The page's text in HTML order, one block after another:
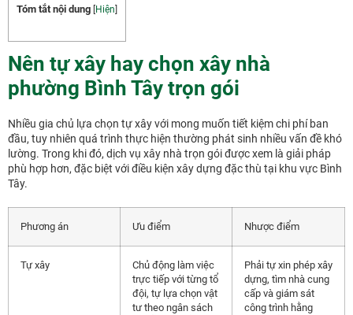
Tóm tắt nội dung Hiện
Nên tự xây hay chọn xây nhà
phường Bình Tây trọn gói
Nhiều gia chủ lựa chọn tự xây với mong muốn tiết kiệm chi phí ban
đầu, tuy nhiên quá trình thực hiện thường phát sinh nhiều vấn đề khó
lường. Trong khi đó, dịch vụ xây nhà trọn gói được xem là giải pháp
phù hợp hơn, đặc biệt với điều kiện xây dựng đặc thù tại khu vực Bình
Tây.
Phương án Ưu điểm Nhược điểm
Tự xây
Chủ động làm việc
trực tiếp với từng tổ
đội, tự lựa chọn vật
tư theo ngân sách
Phải tự xin phép xây
dựng, tìm nhà cung
cấp và giám sát
công trình hằng